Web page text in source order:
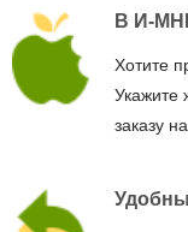
В И-
Хотите
Укажите
заказу